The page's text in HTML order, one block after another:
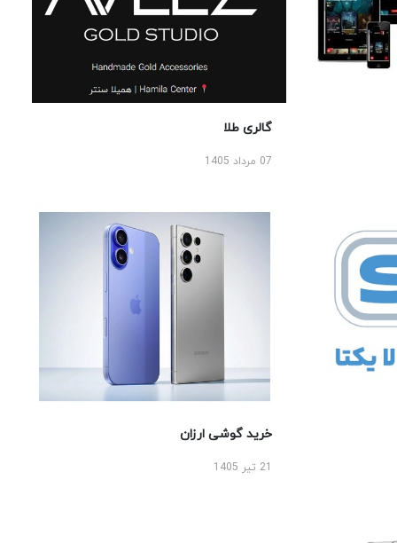
گالری طلا
07 مرداد 1405
خرید گوشی ارزان